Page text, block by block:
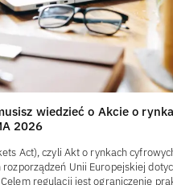
wiedzieć o Akcie o
2026
Act), czyli Akt o rynkach
Unii Europejskiej
regulacji jest ograniczenie